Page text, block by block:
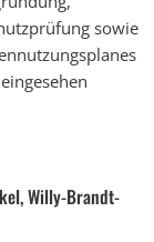
sowie
Willy-Brandt-